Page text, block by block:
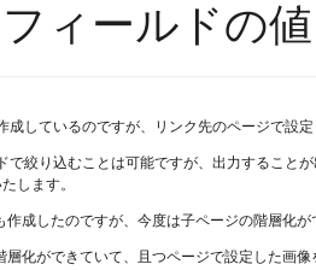
対
ィールドの
しているのですが、リンク先のページで設
絞り込むことは可能ですが、出力することが
します。
成したのですが、今度は子ページの階層化が
化ができていて、且つページで設定した画像